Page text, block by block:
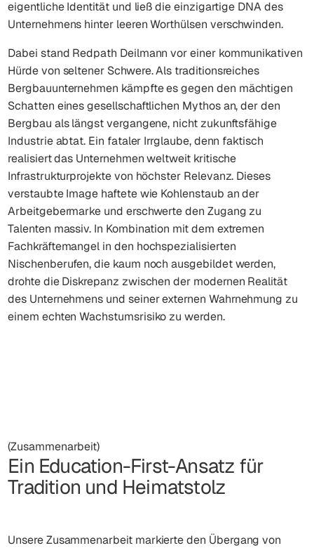
eigentliche Identität und ließ die einzigartige DNA des
Unternehmens hinter leeren Worthülsen verschwinden.
Dabei stand Redpath Deilmann vor einer kommunikativen
Hürde von seltener Schwere. Als traditionsreiches
Bergbauunternehmen kämpfte es gegen den mächtigen
Schatten eines gesellschaftlichen Mythos an, der den
Bergbau als längst vergangene, nicht zukunftsfähige
Industrie abtat. Ein fataler Irrglaube, denn faktisch
realisiert das Unternehmen weltweit kritische
Infrastrukturprojekte von höchster Relevanz. Dieses
verstaubte Image haftete wie Kohlenstaub an der
Arbeitgebermarke und erschwerte den Zugang zu
Talenten massiv. In Kombination mit dem extremen
Fachkräftemangel in den hochspezialisierten
Nischenberufen, die kaum noch ausgebildet werden,
drohte die Diskrepanz zwischen der modernen Realität
des Unternehmens und seiner externen Wahrnehmung zu
einem echten Wachstumsrisiko zu werden.
(Zusammenarbeit)
Ein Education-First-Ansatz für
Tradition und Heimatstolz
Unsere Zusammenarbeit markierte den Übergang von